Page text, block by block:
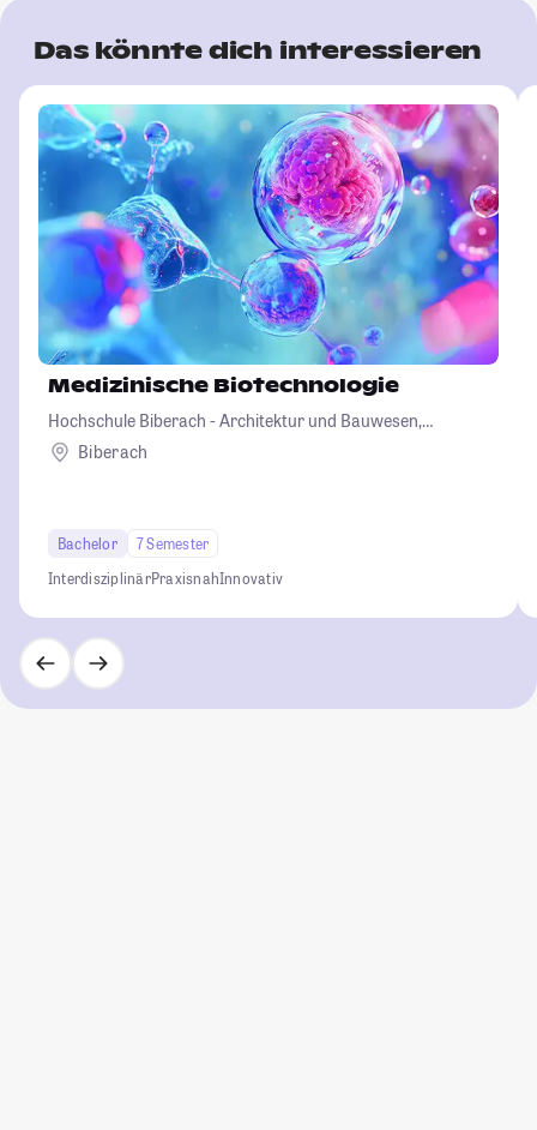
Das könnte dich interessieren
Medizinische Biotechnologie
Hochschule Biberach - Architektur und Bauwesen,
Betriebswirtschaft und Biotechnologie
Biberach
Bachelor
7 Semester
InterdisziplinärPraxisnahInnovativ